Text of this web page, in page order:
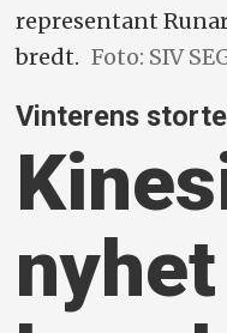
representant
bredt. Foto: SIV
Vinterens